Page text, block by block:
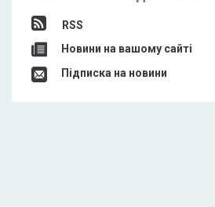
RSS
Новини на вашому сайті
Підписка на новини